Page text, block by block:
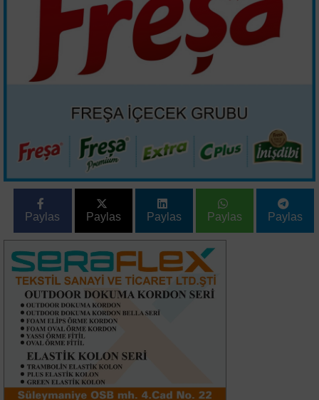
Paylas Paylas Paylas Paylas Paylas